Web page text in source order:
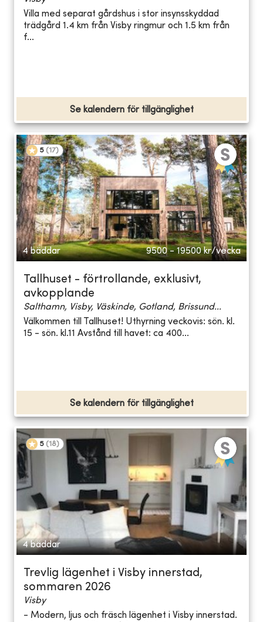
Villa med separat gårdshus i stor insynsskyddad
trädgård 1.4 km från Visby ringmur och 1.5 km från
f...
Se kalendern för tillgänglighet
5 (17)
4 bäddar 9500 - 19500 kr/vecka
Tallhuset - förtrollande, exklusivt,
avkopplande
Salthamn, Visby, Väskinde, Gotland, Brissund...
Välkommen till Tallhuset! Uthyrning veckovis: sön. kl.
15 - sön. kl.11 Avstånd till havet: ca 400...
Se kalendern för tillgänglighet
5 (18)
4 bäddar
Trevlig lägenhet i Visby innerstad,
sommaren 2026
Visby
- Modern, ljus och fräsch lägenhet i Visby innerstad.